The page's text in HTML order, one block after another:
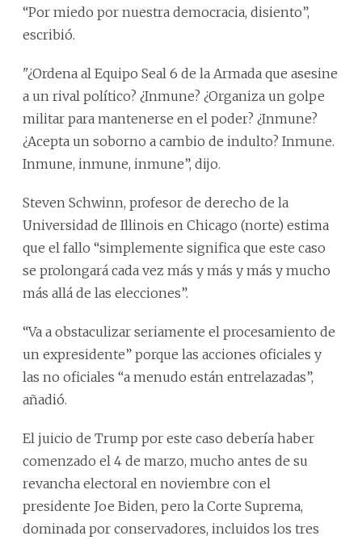
“Por miedo por nuestra democracia, disiento”,
escribió.
"¿Ordena al Equipo Seal 6 de la Armada que asesine
a un rival político? ¿Inmune? ¿Organiza un golpe
militar para mantenerse en el poder? ¿Inmune?
¿Acepta un soborno a cambio de indulto? Inmune.
Inmune, inmune, inmune”, dijo.
Steven Schwinn, profesor de derecho de la
Universidad de Illinois en Chicago (norte) estima
que el fallo “simplemente significa que este caso
se prolongará cada vez más y más y más y mucho
más allá de las elecciones”.
“Va a obstaculizar seriamente el procesamiento de
un expresidente” porque las acciones oficiales y
las no oficiales “a menudo están entrelazadas”,
añadió.
El juicio de Trump por este caso debería haber
comenzado el 4 de marzo, mucho antes de su
revancha electoral en noviembre con el
presidente Joe Biden, pero la Corte Suprema,
dominada por conservadores, incluidos los tres